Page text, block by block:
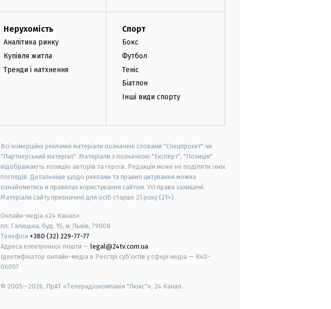
Нерухомість
Аналітика ринку
Купівля житла
Тренди і натхнення
Спорт
Бокс
Футбол
Теніс
Біатлон
Інші види спорту
Всі комерційні рекламні матеріали позначені словами "Спецпроєкт" чи
"Партнерський матеріал". Матеріали з позначкою "Експерт", "Позиція"
відображають позицію авторів та героїв. Редакція може не поділяти їхніх
поглядів. Детальніше щодо реклами та правил цитування можна
ознайомитись в правилах користування сайтом. Усі права захищені.
Матеріали сайту призначені для осіб старше 21 року (21+)
Онлайн-медіа «24 Канал»
пл. Галицька, буд. 15, м. Львів, 79008
Телефон +380 (32) 229-77-77
Адреса електронної пошти — legal@24tv.com.ua
Ідентифікатор онлайн-медіа в Реєстрі суб'єктів у сфері медіа — R40-
06057
© 2005—2026, ПрАТ «Телерадіокомпанія "Люкс"», 24 Канал.